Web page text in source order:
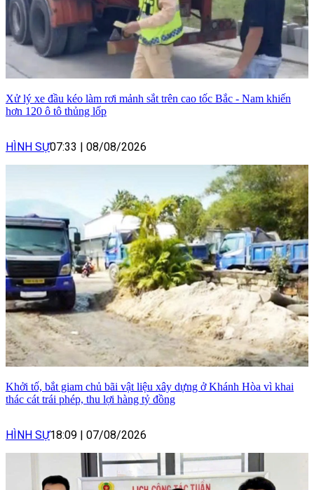
Xử lý xe đầu kéo làm rơi mảnh sắt trên cao tốc Bắc - Nam khiến
hơn 120 ô tô thủng lốp
HÌNH SỰ07:33 | 08/08/2026
Khởi tố, bắt giam chủ bãi vật liệu xây dựng ở Khánh Hòa vì khai
thác cát trái phép, thu lợi hàng tỷ đồng
HÌNH SỰ18:09 | 07/08/2026